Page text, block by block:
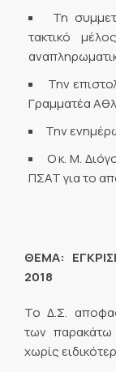
Τη
τακτικό
Την
Γραμματέα
Την
Ο κ. Μ.
ΠΣΑΤ για το
ΘΕΜΑ:
2018
Το Δ.Σ.
των παρακάτω
χωρίς